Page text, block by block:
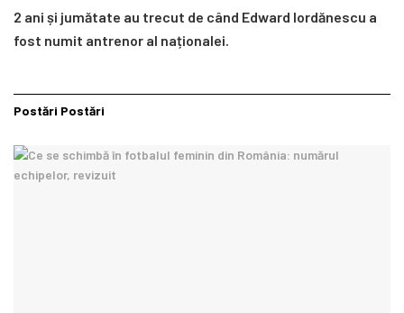
2 ani și jumătate au trecut de când Edward Iordănescu a
fost numit antrenor al naționalei.
Postări Postări